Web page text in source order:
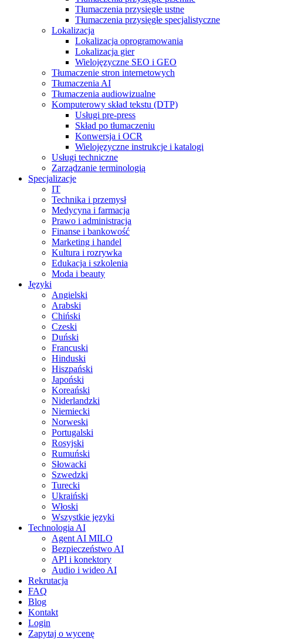
Tłumaczenia przysięgłe ustne
Tłumaczenia przysięgłe specjalistyczne
Lokalizacja
Lokalizacja oprogramowania
Lokalizacja gier
Wielojęzyczne SEO i GEO
Tłumaczenie stron internetowych
Tłumaczenia AI
Tłumaczenia audiowizualne
Komputerowy skład tekstu (DTP)
Usługi pre-press
Skład po tłumaczeniu
Konwersja i OCR
Wielojęzyczne instrukcje i katalogi
Usługi techniczne
Zarządzanie terminologią
Specjalizacje
IT
Technika i przemysł
Medycyna i farmacja
Prawo i administracja
Finanse i bankowość
Marketing i handel
Kultura i rozrywka
Edukacja i szkolenia
Moda i beauty
Języki
Angielski
Arabski
Chiński
Czeski
Duński
Francuski
Hinduski
Hiszpański
Japoński
Koreański
Niderlandzki
Niemiecki
Norweski
Portugalski
Rosyjski
Rumuński
Słowacki
Szwedzki
Turecki
Ukraiński
Włoski
Wszystkie języki
Technologia AI
Agent AI MILO
Bezpieczeństwo AI
API i konektory
Audio i wideo AI
Rekrutacja
FAQ
Blog
Kontakt
Login
Zapytaj o wycenę